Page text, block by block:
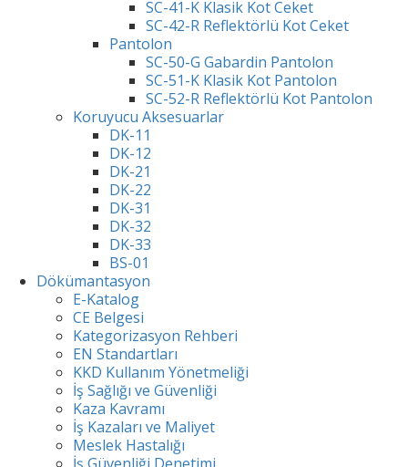
SC-41-K Klasik Kot Ceket
SC-42-R Reflektörlü Kot Ceket
Pantolon
SC-50-G Gabardin Pantolon
SC-51-K Klasik Kot Pantolon
SC-52-R Reflektörlü Kot Pantolon
Koruyucu Aksesuarlar
DK-11
DK-12
DK-21
DK-22
DK-31
DK-32
DK-33
BS-01
Dökümantasyon
E-Katalog
CE Belgesi
Kategorizasyon Rehberi
EN Standartları
KKD Kullanım Yönetmeliği
İş Sağlığı ve Güvenliği
Kaza Kavramı
İş Kazaları ve Maliyet
Meslek Hastalığı